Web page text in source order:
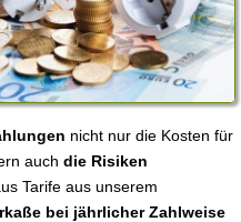
nicht nur die Kosten für
auch die Risiken
Tarife aus unserem
bei jährlicher Zahlweise